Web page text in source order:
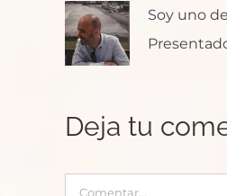
Soy uno
Deja tu
Comentar